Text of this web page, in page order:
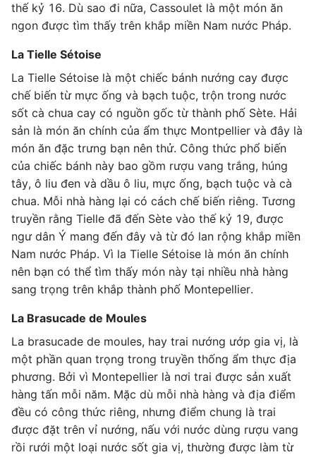
thế kỷ 16. Dù sao đi nữa, Cassoulet là một món ăn
ngon được tìm thấy trên khắp miền Nam nước Pháp.
La Tielle Sétoise
La Tielle Sétoise là một chiếc bánh nướng cay được
chế biến từ mực ống và bạch tuộc, trộn trong nước
sốt cà chua cay có nguồn gốc từ thành phố Sète. Hải
sản là món ăn chính của ẩm thực Montpellier và đây là
món ăn đặc trưng bạn nên thử. Công thức phổ biến
của chiếc bánh này bao gồm rượu vang trắng, húng
tây, ô liu đen và dầu ô liu, mực ống, bạch tuộc và cà
chua. Mỗi nhà hàng lại có cách chế biến riêng. Tương
truyền rằng Tielle đã đến Sète vào thế kỷ 19, được
ngư dân Ý mang đến đây và từ đó lan rộng khắp miền
Nam nước Pháp. Vì la Tielle Sétoise là món ăn chính
nên bạn có thể tìm thấy món này tại nhiều nhà hàng
sang trọng trên khắp thành phố Montepellier.
La Brasucade de Moules
La brasucade de moules, hay trai nướng ướp gia vị, là
một phần quan trọng trong truyền thống ẩm thực địa
phương. Bởi vì Montepellier là nơi trai được sản xuất
hàng tấn mỗi năm. Mặc dù mỗi nhà hàng và địa điểm
đều có công thức riêng, nhưng điểm chung là trai
được đặt trên vỉ nướng, nấu với nước dùng rượu vang
rồi rưới một loại nước sốt gia vị, thường được làm từ